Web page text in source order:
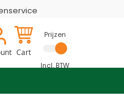
Cart
Prijzen
Incl. BTW